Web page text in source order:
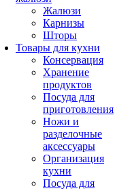
Жалюзи
Карнизы
Шторы
Товары для кухни
Консервация
Хранение
продуктов
Посуда для
приготовления
Ножи и
разделочные
аксессуары
Организация
кухни
Посуда для